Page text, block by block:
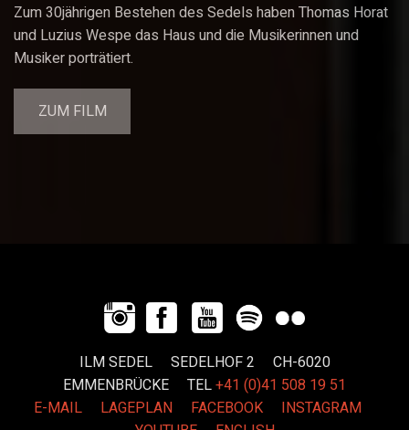
Zum 30jährigen Bestehen des Sedels haben Thomas Horat
und Luzius Wespe das Haus und die Musikerinnen und
Musiker porträtiert.
ZUM FILM
ILM SEDEL SEDELHOF 2 CH-6020
EMMENBRÜCKE TEL+41 (0)41 508 19 51
E-MAIL
LAGEPLAN FACEBOOK
INSTAGRAM